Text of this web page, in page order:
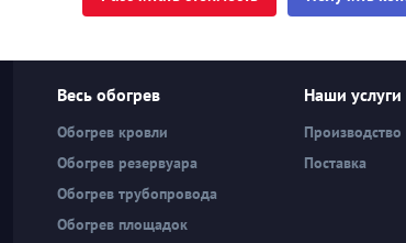
Весь обогрев
Обогрев кровли
Обогрев резервуара
Обогрев трубопровода
Обогрев площадок
Наши услуги
Производство
Поставка